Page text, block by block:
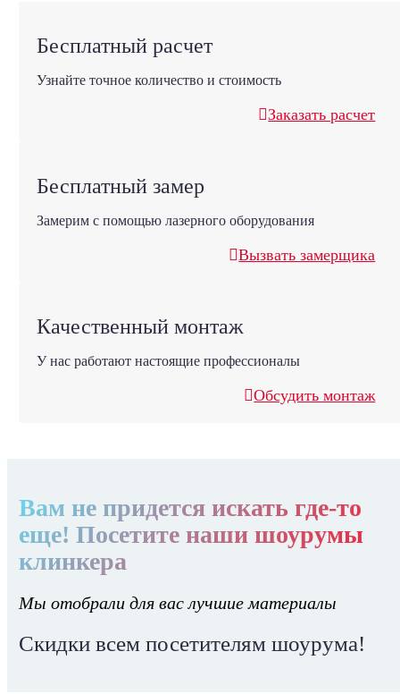
Бесплатный расчет
Узнайте точное количество и стоимость
Заказать расчет
Бесплатный замер
Замерим с помощью лазерного оборудования
Вызвать замерщика
Качественный монтаж
У нас работают настоящие профессионалы
Обсудить монтаж
Вам не придется искать где-то
еще! Посетите наши шоурумы
клинкера
Мы отобрали для вас лучшие материалы
Скидки всем посетителям шоурума!